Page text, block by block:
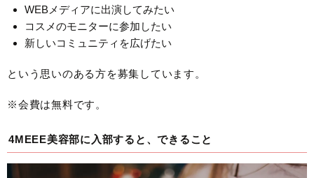
WEBメディアに出演してみたい
コスメのモニターに参加したい
新しいコミュニティを広げたい
という思いのある方を募集しています。
※会費は無料です。
4MEEE美容部に入部すると、できること